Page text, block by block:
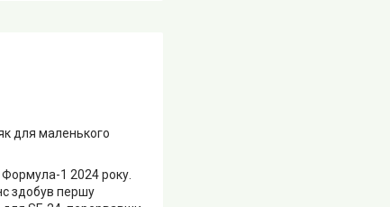
для маленького
Формула-1 2024 року.
здобув першу